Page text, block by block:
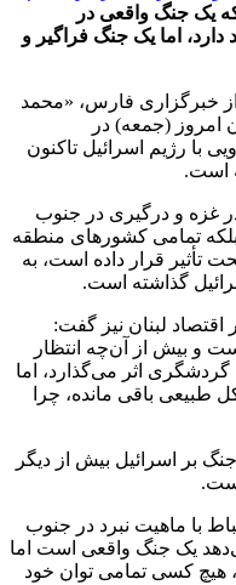
یک جنگ واقعی در
اما یک جنگ فراگیر و
خبرگزاری فارس، «محمد
امروز (جمعه) در
با رژیم اسرائیل تاکنون
غزه و درگیری در جنوب
بلکه تمامی کشورهای منطقه
تأثیر قرار داده است، به
گذاشته است.
لبنان نیز گفت:
و بیش از آن‌چه انتظار
اثر می‌گذارد، اما
طبیعی باقی مانده، چرا
بر اسرائیل بیش از دیگر
با ماهیت نبرد در جنوب
یک جنگ واقعی است اما
هیچ کسی تمامی توان خود